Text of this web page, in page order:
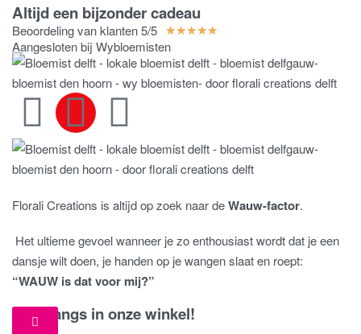
Altijd een bijzonder cadeau
Beoordeling van klanten 5/5 ★★★★★
Aangesloten bij Wybloemisten
Florali Creations is altijd op zoek naar deWauw-factor.
Het ultieme gevoel wanneer je zo enthousiast wordt dat je een
dansje wilt doen, je handen op je wangen slaat en roept:
“WAUW is dat voor mij?”
Kom langs in onze winkel!